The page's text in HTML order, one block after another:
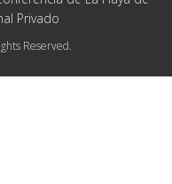
Privado
Reserved.